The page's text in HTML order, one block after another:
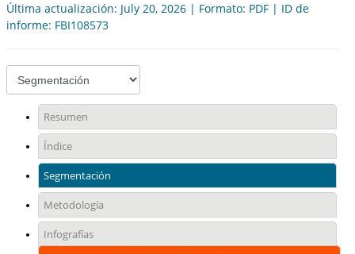
Última actualización: July 20, 2026 | Formato: PDF | ID de
informe: FBI108573
Resumen
Índice
Segmentación
Metodología
Infografías